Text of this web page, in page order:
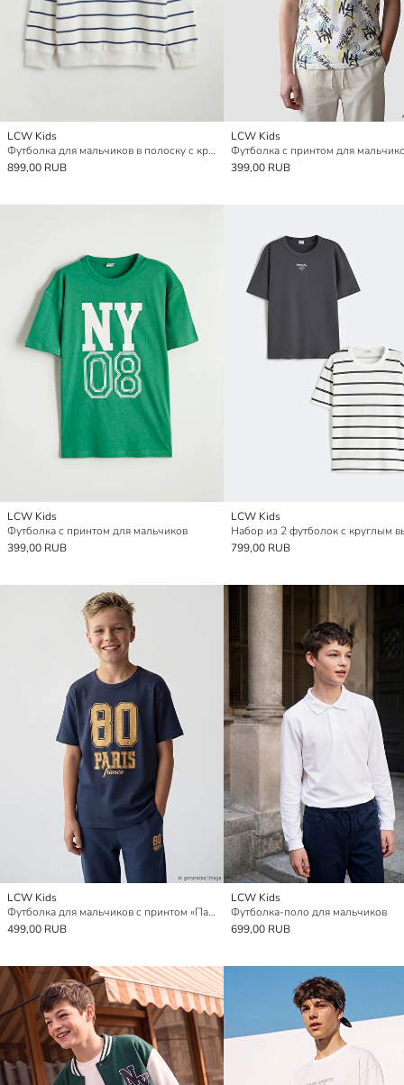
LCW Kids
Футболка для мальчиков в полоску с круглым вырезом
899,00 RUB
LCW Kids
Футболка с принтом для
399,00 RUB
LCW Kids
Футболка с принтом для мальчиков
399,00 RUB
LCW Kids
799,00 RUB
LCW Kids
Футболка для мальчиков с принтом «Париж» и круглым вырезом
499,00 RUB
LCW Kids
Футболка-поло для мальчиков
699,00 RUB